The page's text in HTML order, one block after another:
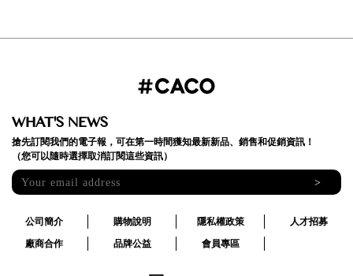
WHAT'S NEWS
搶先訂閱我們的電子報，可在第一時間獲知最新新品、銷售和促銷資訊！
（您可以隨時選擇取消訂閱這些資訊）
>
公司簡介 購物說明 隱私權政策
人才招募
廠商合作
品牌公益 會員專區